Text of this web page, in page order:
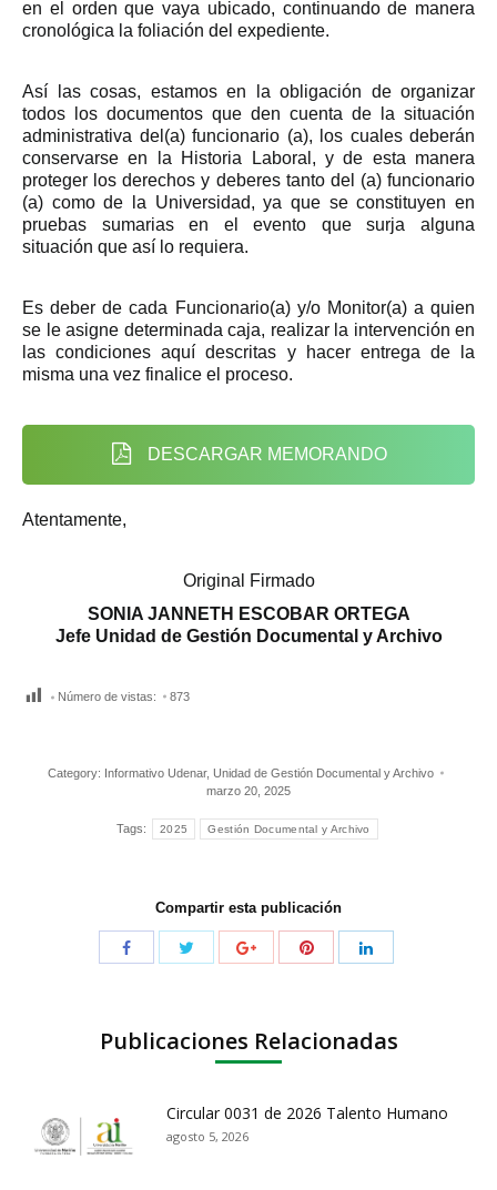
en el orden que vaya ubicado, continuando de manera
cronológica la foliación del expediente.
Así las cosas, estamos en la obligación de organizar
todos los documentos que den cuenta de la situación
administrativa del(a) funcionario (a), los cuales deberán
conservarse en la Historia Laboral, y de esta manera
proteger los derechos y deberes tanto del (a) funcionario
(a) como de la Universidad, ya que se constituyen en
pruebas sumarias en el evento que surja alguna
situación que así lo requiera.
Es deber de cada Funcionario(a) y/o Monitor(a) a quien
se le asigne determinada caja, realizar la intervención en
las condiciones aquí descritas y hacer entrega de la
misma una vez finalice el proceso.
DESCARGAR MEMORANDO
Atentamente,
Original Firmado
SONIA JANNETH ESCOBAR ORTEGA
Jefe Unidad de Gestión Documental y Archivo
Número de vistas: 873
Category: Informativo Udenar, Unidad de Gestión Documental y Archivo
marzo 20, 2025
Tags: 2025 Gestión Documental y Archivo
Compartir esta publicación
Publicaciones Relacionadas
Circular 0031 de 2026 Talento Humano
agosto 5, 2026